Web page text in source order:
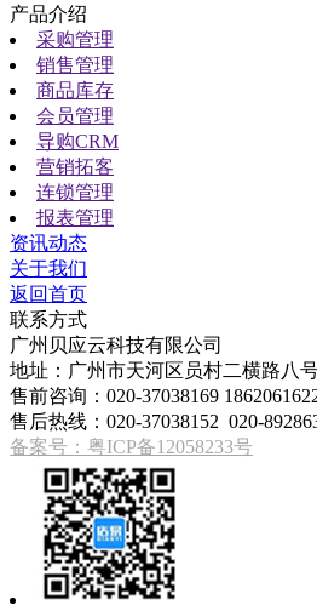
产品介绍
采购管理
销售管理
商品库存
会员管理
导购CRM
营销拓客
连锁管理
报表管理
资讯动态
关于我们
返回首页
联系方式
广州贝应云科技有限公司
地址：广州市天河区员村二横路八
售前咨询：020-37038169
售后热线：020-37038152 020-
备案号：粤ICP备12058233号